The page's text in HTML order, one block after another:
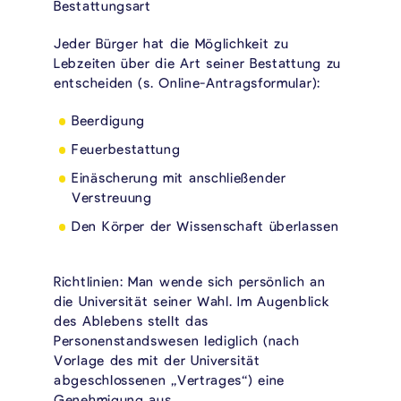
Bestattungsart
Jeder Bürger hat die Möglichkeit zu
Lebzeiten über die Art seiner Bestattung zu
entscheiden (s. Online-Antragsformular):
Beerdigung
Feuerbestattung
Einäscherung mit anschließender
Verstreuung
Den Körper der Wissenschaft überlassen
Richtlinien: Man wende sich persönlich an
die Universität seiner Wahl. Im Augenblick
des Ablebens stellt das
Personenstandswesen lediglich (nach
Vorlage des mit der Universität
abgeschlossenen „Vertrages“) eine